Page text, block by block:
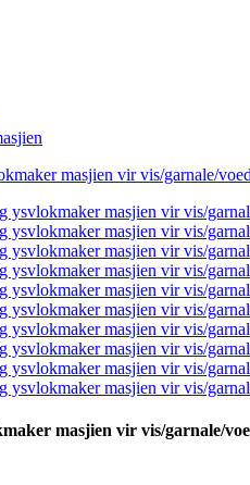
masjien vir vis/garnale/